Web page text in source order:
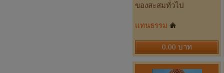
ของสะสมทั่วไป
แทนธรรม
0.00 บาท